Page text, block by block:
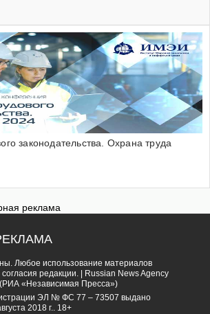
законодательства. Охрана труда
реклама
Любое использование материалов
согласия редакции. | Russian News Agency
«Независимая Пресса»)
ЭЛ № ФС 77 – 73507 выдано
2018 г.. 18+